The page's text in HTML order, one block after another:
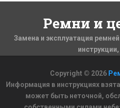
Ремни и
Замена и эксплуатация
Copyright © 2026
Информация в инструкциях
может быть неточной,